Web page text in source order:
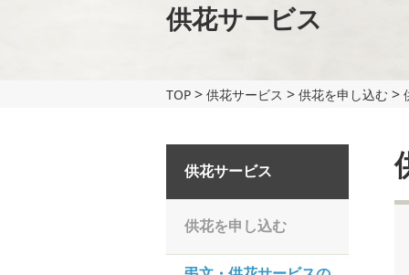
供花サービス
TOP > 供花サービス > 供花を申し込む >
供花サービス
供花を申し込む